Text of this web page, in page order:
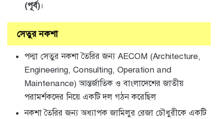
(পূর্ব)।
সেতুর নকশা
পদ্মা সেতুর নকশা তৈরির জন্য AECOM (Architecture,
Engineering, Consulting, Operation and
Maintenance) আন্তর্জাতিক ও বাংলাদেশের জাতীয়
পরামর্শকদের নিয়ে একটি দল গঠন করেছিল
নকশা তৈরির জন্য অধ্যাপক জামিলুর রেজা চৌধুরীকে একটি